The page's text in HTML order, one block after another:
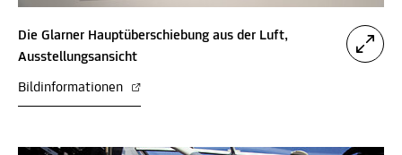
Die Glarner Hauptüberschiebung aus der Luft,
Ausstellungsansicht
Bildinformationen